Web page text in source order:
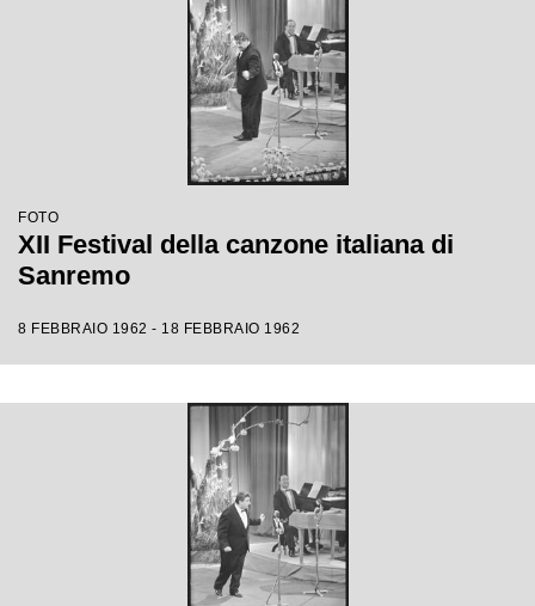
FOTO
XII Festival della canzone italiana di
Sanremo
8 FEBBRAIO 1962 - 18 FEBBRAIO 1962